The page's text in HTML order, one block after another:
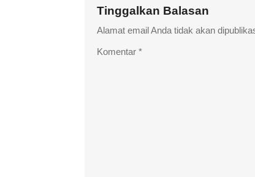
Tinggalkan Balasan
Alamat email Anda tidak akan
Komentar *